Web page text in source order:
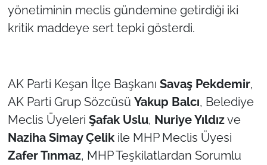
yönetiminin meclis gündemine getirdiği iki
kritik maddeye sert tepki gösterdi.
AK Parti Keşan İlçe Başkanı Savaş Pekdemir,
AK Parti Grup Sözcüsü Yakup Balcı, Belediye
Meclis Üyeleri Şafak Uslu, Nuriye Yıldızve
Naziha Simay Çelikile MHP Meclis Üyesi
Zafer Tınmaz, MHP Teşkilatlardan Sorumlu
Genel
Dış Haberler
Magazin
İş Dünyası